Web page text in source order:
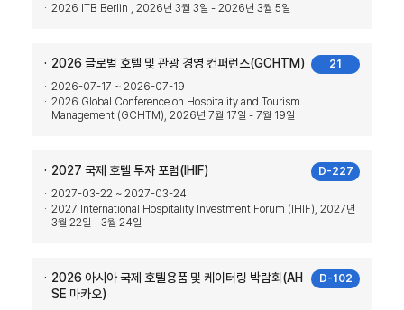
2026 ITB Berlin , 2026년 3월 3일 - 2026년 3월 5일
21
2026 글로벌 호텔 및 관광 경영 컨퍼런스(GCHTM)
2026-07-17 ~ 2026-07-19
2026 Global Conference on Hospitality and Tourism
Management (GCHTM), 2026년 7월 17일 - 7월 19일
D-227
2027 국제 호텔 투자 포럼(IHIF)
2027-03-22 ~ 2027-03-24
2027 International Hospitality Investment Forum (IHIF), 2027년
3월 22일 - 3월 24일
D-102
2026 아시아 국제 호텔용품 및 케이터링 박람회(AH
SE 마카오)